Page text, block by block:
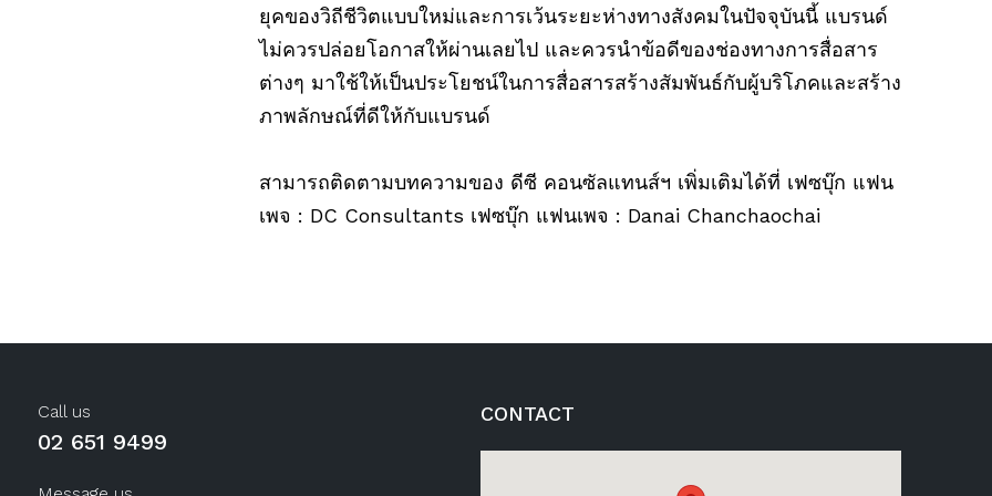
ยุคของวิถีชีวิตแบบใหม่และการเว้นระยะห่างทางสังคมในปัจจุบันนี้ แบรนด์
ไม่ควรปล่อยโอกาสให้ผ่านเลยไป และควรนำข้อดีของช่องทางการสื่อสาร
ต่างๆ มาใช้ให้เป็นประโยชน์ในการสื่อสารสร้างสัมพันธ์กับผู้บริโภคและสร้าง
ภาพลักษณ์ที่ดีให้กับแบรนด์
สามารถติดตามบทความของ ดีซี คอนซัลแทนส์ฯ เพิ่มเติมได้ที่ เฟซบุ๊ก แฟน
เพจ : DC Consultants เฟซบุ๊ก แฟนเพจ : Danai Chanchaochai
Call us
02 651 9499
CONTACT